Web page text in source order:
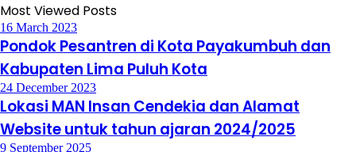
Most Viewed Posts
16 March 2023
Pondok Pesantren di Kota Payakumbuh dan
Kabupaten Lima Puluh Kota
24 December 2023
Lokasi MAN Insan Cendekia dan Alamat
Website untuk tahun ajaran 2024/2025
9 September 2025